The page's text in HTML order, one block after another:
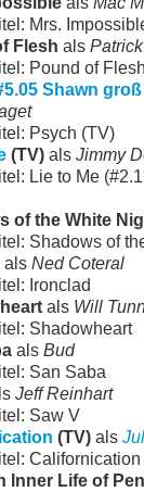
Mrs.
Flesh als
Pound of Flesh
Shawn
Psych (TV)
(TV) als Jimmy
Lie to Me
of the White
Shadows of
als Ned Coteral
Ironclad
als Will
Shadowheart
als Bud
San Saba
Jeff Reinhart
Saw V
(TV) als
Californication
Inner Life of